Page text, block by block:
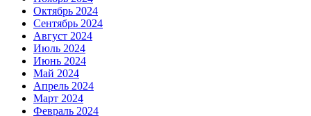
Октябрь 2024
Сентябрь 2024
Август 2024
Июль 2024
Июнь 2024
Май 2024
Апрель 2024
Март 2024
Февраль 2024